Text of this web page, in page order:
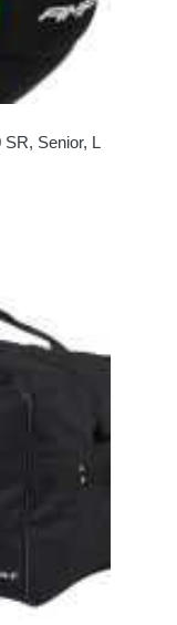
Senior, L